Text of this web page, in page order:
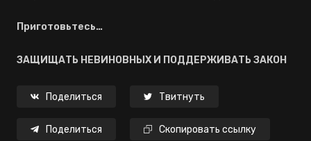
Приготовьтесь…
ЗАЩИЩАТЬ НЕВИНОВНЫХ И ПОДДЕРЖИВАТЬ ЗАКОН
Поделиться Твитнуть
Поделиться Скопировать ссылку